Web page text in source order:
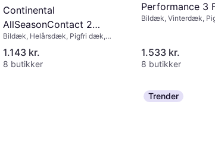
Continental
AllSeasonContact 2
225/55 R17 101W XL
Bildæk, Helårsdæk, Pigfri dæk,
Hastighedsindeks W (270 km/t)
1.143 kr.
8 butikker
Performance 3
255/45R19 100T
Bildæk, Vinterdæk,
1.533 kr.
8 butikker
Trender